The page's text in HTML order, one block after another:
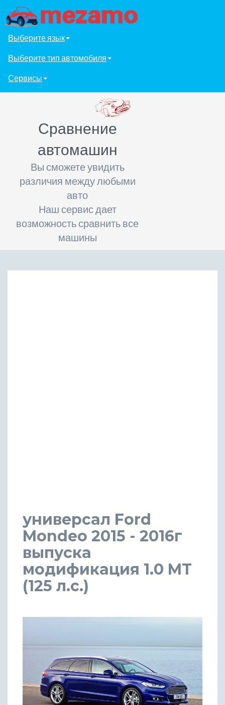
Выберите язык
Выберите тип автомобиля
Сервисы
Сравнение
автомашин
Вы сможете увидить
различия между любыми
авто
Наш сервис дает
возможность сравнить все
машины
универсал Ford
Mondeo 2015 - 2016г
выпуска
модификация 1.0 MT
(125 л.с.)